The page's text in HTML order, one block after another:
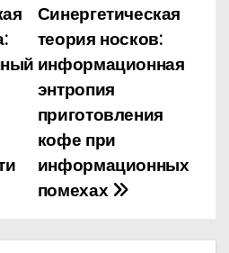
Синергетическая
теория носков:
информационная
энтропия
приготовления
кофе при
информационных
помехах